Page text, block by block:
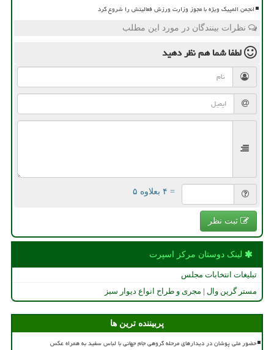
انجمن المپیک ویژه با مجوز وزارت ورزش فعالیتش را شروع کرد
نظرات بینندگان در مورد این مطلب
لطفا شما همنظر دهید
= ۴ بعلاوه ۵
ثبت نظر
لینک دوستان مركز اسپرت
تبلیغات انتخابات مجلس
مستر گرین وال | مجری و طراح انواع دیوار سبز
پربیننده ترین ها
حضور ملی پوشان در دیدارهای مرحله گروهی جام جهانی با لباس سفید به همراه عکس